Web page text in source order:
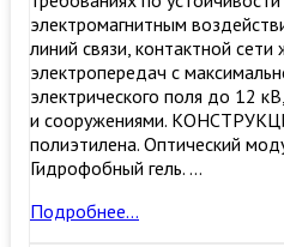
электромагнитным
линий связи, контактной
электропередач с
электрического поля до 12
и сооружениями.
полиэтилена. Оптический
Гидрофобный гель. …
ОКД-2Д
Подробнее…